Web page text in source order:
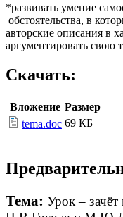
*развивать умение
обстоятельства, в
авторские описания в
аргументировать свою
Скачать:
Вложение Размер
tema.doc 69 КБ
Тема: Урок –